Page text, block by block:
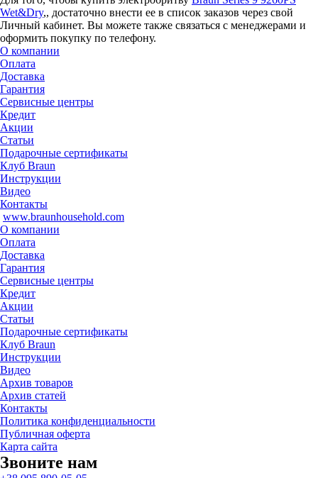
Wet&Dry,, достаточно внести ее в список заказов через свой
Личный кабинет. Вы можете также связаться с менеджерами и
оформить покупку по телефону.
О компании
Оплата
Доставка
Гарантия
Сервисные центры
Кредит
Акции
Статьи
Подарочные сертификаты
Клуб Braun
Инструкции
Видео
Контакты
www.braunhousehold.com
О компании
Оплата
Доставка
Гарантия
Сервисные центры
Кредит
Акции
Статьи
Подарочные сертификаты
Клуб Braun
Инструкции
Видео
Архив товаров
Архив статей
Контакты
Политика конфиденциальности
Публичная оферта
Карта сайта
Звоните нам